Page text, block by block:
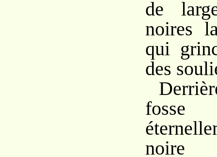
de
noires
qui
des
fosse